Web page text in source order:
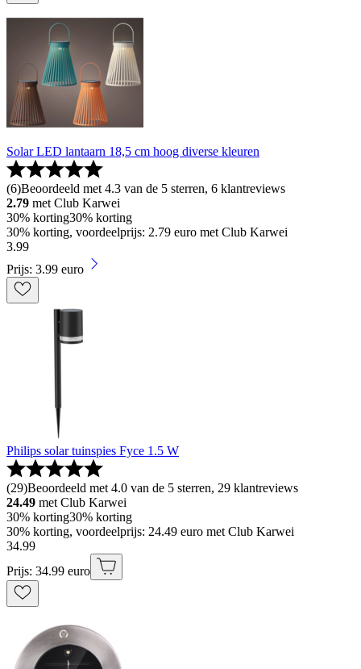
Solar LED lantaarn 18,5 cm hoog diverse kleuren
(6)Beoordeeld met 4.3 van de 5 sterren, 6 klantreviews
2.79 met Club Karwei
30% korting30% korting
30% korting, voordeelprijs: 2.79 euro met Club Karwei
3.99
Prijs: 3.99 euro
Philips solar tuinspies Fyce 1.5 W
(29)Beoordeeld met 4.0 van de 5 sterren, 29 klantreviews
24.49 met Club Karwei
30% korting30% korting
30% korting, voordeelprijs: 24.49 euro met Club Karwei
34.99
Prijs: 34.99 euro